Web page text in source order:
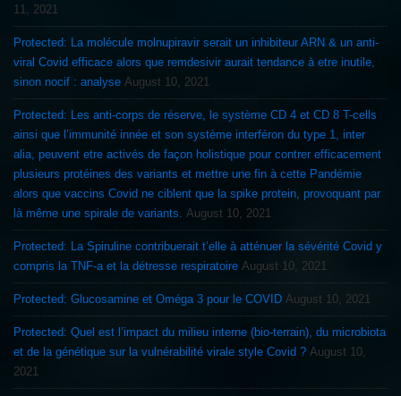
11, 2021
Protected: La molécule molnupiravir serait un inhibiteur ARN & un anti-
viral Covid efficace alors que remdesivir aurait tendance à etre inutile,
sinon nocif : analyse August 10, 2021
Protected: Les anti-corps de réserve, le système CD 4 et CD 8 T-cells
ainsi que l’immunité innée et son système interféron du type 1, inter
alia, peuvent etre activés de façon holistique pour contrer efficacement
plusieurs protéines des variants et mettre une fin à cette Pandémie
alors que vaccins Covid ne ciblent que la spike protein, provoquant par
là même une spirale de variants.
August 10, 2021
Protected: La Spiruline contribuerait t’elle à atténuer la sévérité Covid y
compris la TNF-a et la détresse respiratoire August 10, 2021
Protected: Glucosamine et Oméga 3 pour le COVID August 10, 2021
Protected: Quel est l’impact du milieu interne (bio-terrain), du microbiota
et de la génétique sur la vulnérabilité virale style Covid ? August 10,
2021